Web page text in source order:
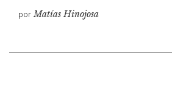
porMatías Hinojosa